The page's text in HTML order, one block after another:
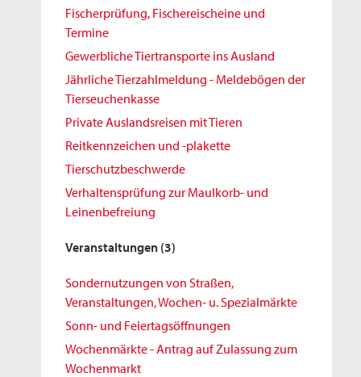
Fischerprüfung, Fischereischeine und
Termine
Gewerbliche Tiertransporte ins Ausland
Jährliche Tierzahlmeldung - Meldebögen der
Tierseuchenkasse
Private Auslandsreisen mit Tieren
Reitkennzeichen und -plakette
Tierschutzbeschwerde
Verhaltensprüfung zur Maulkorb- und
Leinenbefreiung
Veranstaltungen (3)
Sondernutzungen von Straßen,
Veranstaltungen, Wochen- u. Spezialmärkte
Sonn- und Feiertagsöffnungen
Wochenmärkte - Antrag auf Zulassung zum
Wochenmarkt